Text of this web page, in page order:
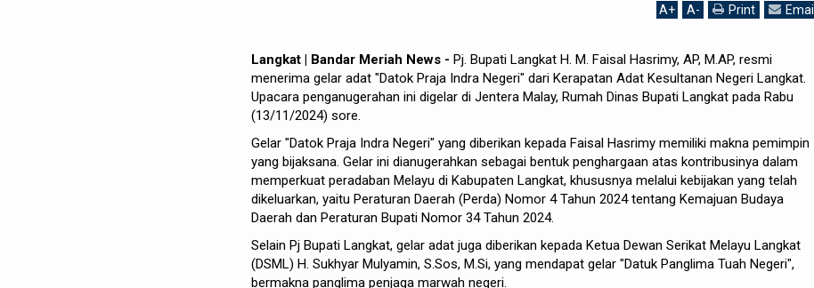
A+ A- Print Email
Langkat | Bandar Meriah News - Pj. Bupati Langkat H. M. Faisal Hasrimy, AP, M.AP, resmi
menerima gelar adat "Datok Praja Indra Negeri" dari Kerapatan Adat Kesultanan Negeri Langkat.
Upacara penganugerahan ini digelar di Jentera Malay, Rumah Dinas Bupati Langkat pada Rabu
(13/11/2024) sore.
Gelar "Datok Praja Indra Negeri" yang diberikan kepada Faisal Hasrimy memiliki makna pemimpin
yang bijaksana. Gelar ini dianugerahkan sebagai bentuk penghargaan atas kontribusinya dalam
memperkuat peradaban Melayu di Kabupaten Langkat, khususnya melalui kebijakan yang telah
dikeluarkan, yaitu Peraturan Daerah (Perda) Nomor 4 Tahun 2024 tentang Kemajuan Budaya
Daerah dan Peraturan Bupati Nomor 34 Tahun 2024.
Selain Pj Bupati Langkat, gelar adat juga diberikan kepada Ketua Dewan Serikat Melayu Langkat
(DSML) H. Sukhyar Mulyamin, S.Sos, M.Si, yang mendapat gelar "Datuk Panglima Tuah Negeri",
bermakna panglima penjaga marwah negeri.